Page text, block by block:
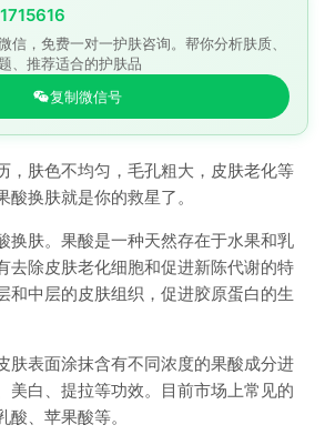
信，免费一对一护肤咨询。帮你分析肤质、
、推荐适合的护肤品
复制微信号
，肤色不均匀，毛孔粗大，皮肤老化等
酸换肤就是你的救星了。
换肤。果酸是一种天然存在于水果和乳
去除皮肤老化细胞和促进新陈代谢的特
和中层的皮肤组织，促进胶原蛋白的生
肤表面涂抹含有不同浓度的果酸成分进
美白、提拉等功效。目前市场上常见的
酸、苹果酸等。